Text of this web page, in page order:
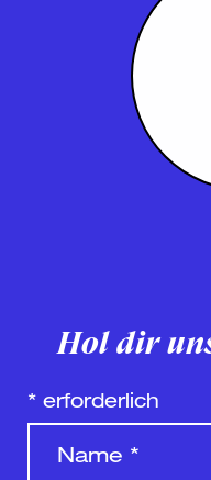
Hol dir
* erforderlich